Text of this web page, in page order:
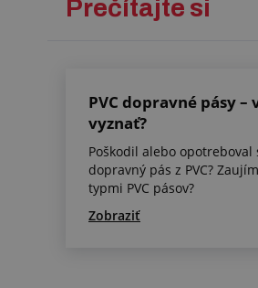
Prečítajte si
PVC dopravné pásy –
vyznať?
Poškodil alebo opotreboval
dopravný pás z PVC?
typmi PVC pásov?
Zobraziť